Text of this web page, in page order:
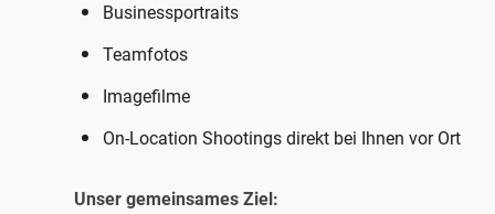
Businessportraits
Teamfotos
Imagefilme
On-Location Shootings direkt bei Ihnen vor Ort
Unser gemeinsames Ziel: